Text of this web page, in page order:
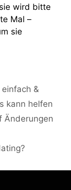
wird bitte
Mal –
sie
&
kann helfen
Änderungen